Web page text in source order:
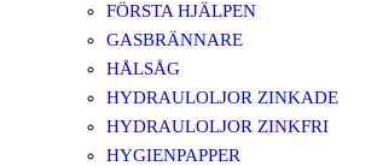
FÖRSTA HJÄLPEN
GASBRÄNNARE
HÅLSÅG
HYDRAULOLJOR ZINKADE
HYDRAULOLJOR ZINKFRI
HYGIENPAPPER